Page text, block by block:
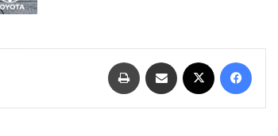
فيسبوك مشاركة عبر البريد